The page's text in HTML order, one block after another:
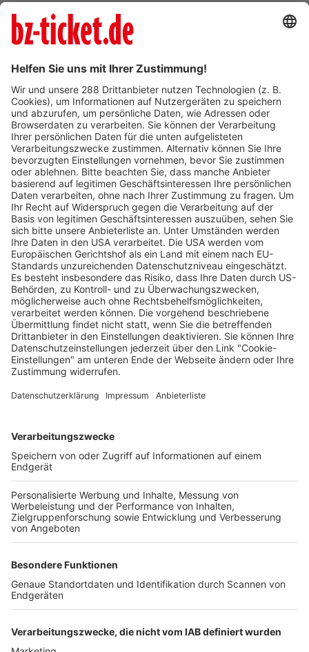
Verkaufsstellen vor
Ort
BZ-Card schnapp.de Kontakt
Mediadaten Datenschutz Cookie-Einstellungen Impressum
+49 761 496 8888
Tickethotline Mo–Fr: 9–12 Uhr
System